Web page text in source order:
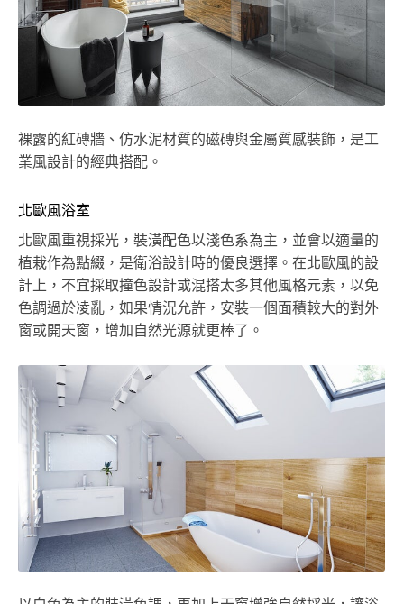
裸露的紅磚牆、仿水泥材質的磁磚與金屬質感裝飾，是工
業風設計的經典搭配。
北歐風浴室
北歐風重視採光，裝潢配色以淺色系為主，並會以適量的
植栽作為點綴，是衛浴設計時的優良選擇。在北歐風的設
計上，不宜採取撞色設計或混搭太多其他風格元素，以免
色調過於凌亂，如果情況允許，安裝一個面積較大的對外
窗或開天窗，增加自然光源就更棒了。